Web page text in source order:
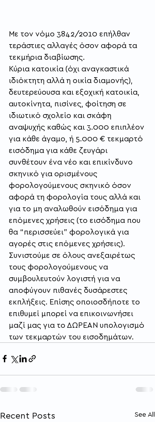
Με τον νόμο 3842/2010 επήλθαν
τεράστιες αλλαγές όσον αφορά τα
τεκμήρια διαβίωσης.
Κύρια κατοικία (όχι αναγκαστικά
ιδιόκτητη αλλά η οικία διαμονής),
δευτερεύουσα και εξοχική κατοικία,
αυτοκίνητα, πισίνες, φοίτηση σε
ιδιωτικό σχολείο και σκάφη
αναψυχής καθώς και 3.000 επιπλέον
για κάθε άγαμο, ή 5.000 € τεκμαρτό
εισόδημα για κάθε ζευγάρι
συνθέτουν ένα νέο και επικίνδυνο
σκηνικό για ορισμένους
φορολογούμενους σκηνικό όσον
αφορά τη φορολογία τους αλλά και
για το μη αναλωθούν εισόδημα για
επόμενες χρήσεις (το εισόδημα που
θα “περισσεύει” φορολογικά για
αγορές στις επόμενες χρήσεις).
Συνιστούμε σε όλους ανεξαιρέτως
τους φορολογούμενους να
συμβουλευτούν λογιστή για να
αποφύγουν πιθανές δυσάρεστες
εκπλήξεις. Επίσης οποιοσδήποτε το
επιθυμεί μπορεί να επικοινωνήσει
μαζί μας για το ΔΩΡΕΑΝ υπολογισμό
των τεκμαρτών του εισοδημάτων.
Recent Posts See All